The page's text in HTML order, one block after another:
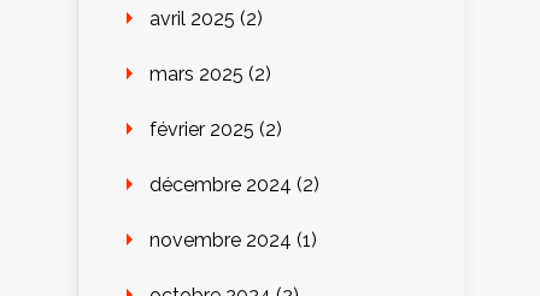
avril 2025 (2)
mars 2025 (2)
février 2025 (2)
décembre 2024 (2)
novembre 2024 (1)